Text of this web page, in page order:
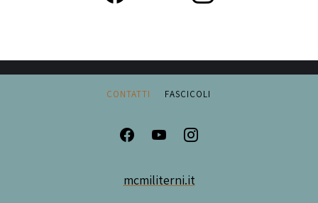
CONTATTI FASCICOLI
mcmiliterni.it